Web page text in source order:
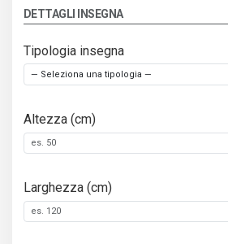
DETTAGLI INSEGNA
Tipologia insegna
Altezza (cm)
Larghezza (cm)